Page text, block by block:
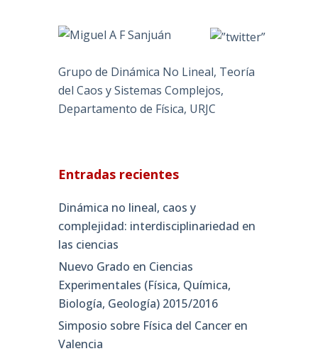
Grupo de Dinámica No Lineal, Teoría
del Caos y Sistemas Complejos,
Departamento de Física, URJC
Entradas recientes
Dinámica no lineal, caos y
complejidad: interdisciplinariedad en
las ciencias
Nuevo Grado en Ciencias
Experimentales (Física, Química,
Biología, Geología) 2015/2016
Simposio sobre Física del Cancer en
Valencia